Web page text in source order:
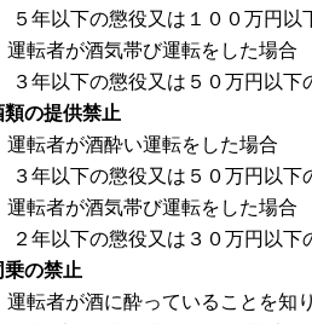
以下の懲役又は１００万円以
転者が酒気帯び運転をした場合
以下の懲役又は５０万円以下
類の提供禁止
転者が酒酔い運転をした場合
以下の懲役又は５０万円以下
転者が酒気帯び運転をした場合
以下の懲役又は３０万円以下
乗の禁止
転者が酒に酔っていることを知